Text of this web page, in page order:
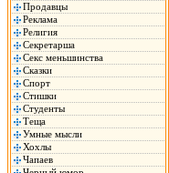
Продавцы
Реклама
Религия
Секретарша
Секс меньшинства
Сказки
Спорт
Стишки
Студенты
Теща
Умные мысли
Хохлы
Чапаев